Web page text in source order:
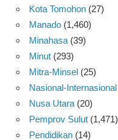
Kota Tomohon (27)
Manado (1,460)
Minahasa (39)
Minut (293)
Mitra-Minsel (25)
Nasional-Internasional
Nusa Utara (20)
Pemprov Sulut (1,471)
Pendidikan (14)